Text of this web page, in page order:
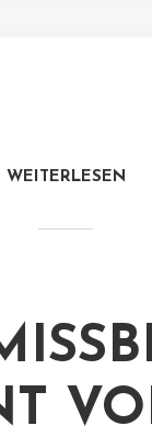
WEITERLESEN